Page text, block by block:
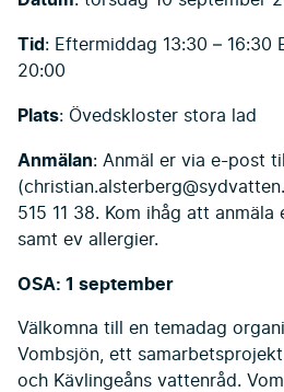
Tid: Eftermiddag 13:30 – 16:30
20:00
Plats: Övedskloster stora lad
Anmälan: Anmäl er via e-post
515 11 38. Kom ihåg att anmäla
samt ev allergier.
OSA: 1 september
Välkomna till en temadag
Vombsjön, ett
och Kävlingeåns vattenråd.